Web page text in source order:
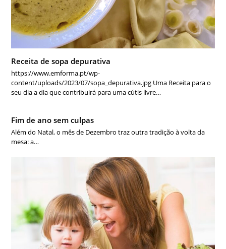
Receita de sopa depurativa
https://www.emforma.pt/wp-
content/uploads/2023/07/sopa_depurativa.jpg Uma Receita para o
seu dia a dia que contribuirá para uma cútis livre…
Fim de ano sem culpas
Além do Natal, o mês de Dezembro traz outra tradição à volta da
mesa: a…